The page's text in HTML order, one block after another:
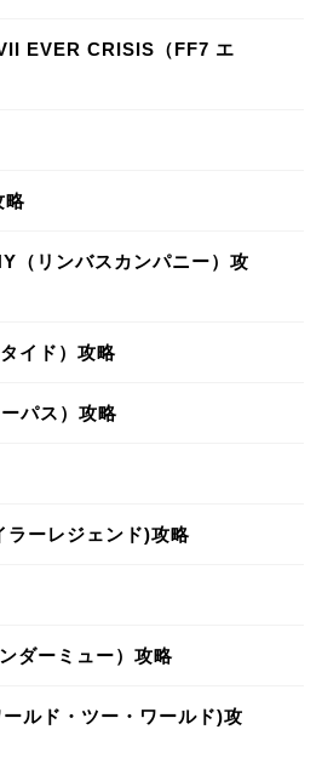
EVER CRISIS（FF7 エ
略
（リンバスカンパニー）攻
イド）攻略
パス）攻略
ーレジェンド)攻略
ダーミュー）攻略
ルド・ツー・ワールド)攻